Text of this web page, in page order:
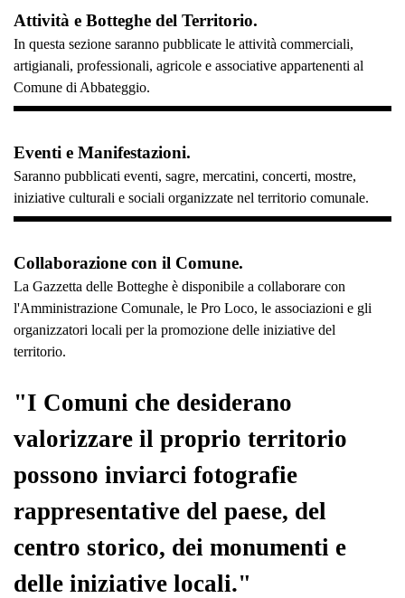
Attività e Botteghe del Territorio.
In questa sezione saranno pubblicate le attività commerciali,
artigianali, professionali, agricole e associative appartenenti al
Comune di Abbateggio.
Eventi e Manifestazioni.
Saranno pubblicati eventi, sagre, mercatini, concerti, mostre,
iniziative culturali e sociali organizzate nel territorio comunale.
Collaborazione con il Comune.
La Gazzetta delle Botteghe è disponibile a collaborare con
l'Amministrazione Comunale, le Pro Loco, le associazioni e gli
organizzatori locali per la promozione delle iniziative del
territorio.
"I Comuni che desiderano
valorizzare il proprio territorio
possono inviarci fotografie
rappresentative del paese, del
centro storico, dei monumenti e
delle iniziative locali."